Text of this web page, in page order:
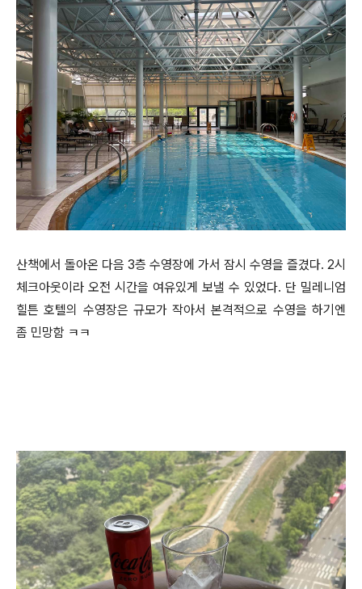
산책에서 돌아온 다음 3층 수영장에 가서 잠시 수영을 즐겼다. 2시
체크아웃이라 오전 시간을 여유있게 보낼 수 있었다. 단 밀레니엄
힐튼 호텔의 수영장은 규모가 작아서 본격적으로 수영을 하기엔
좀 민망함 ㅋㅋ